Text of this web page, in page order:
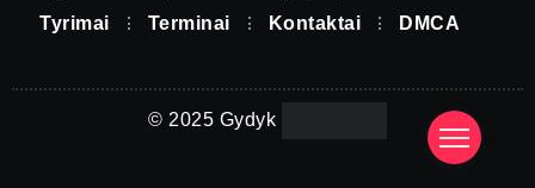
Tyrimai
Terminai Kontaktai DMCA
© 2025 Gydyk